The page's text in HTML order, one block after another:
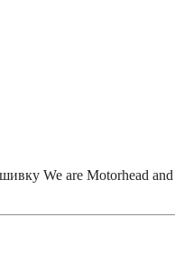
We are Motorhead